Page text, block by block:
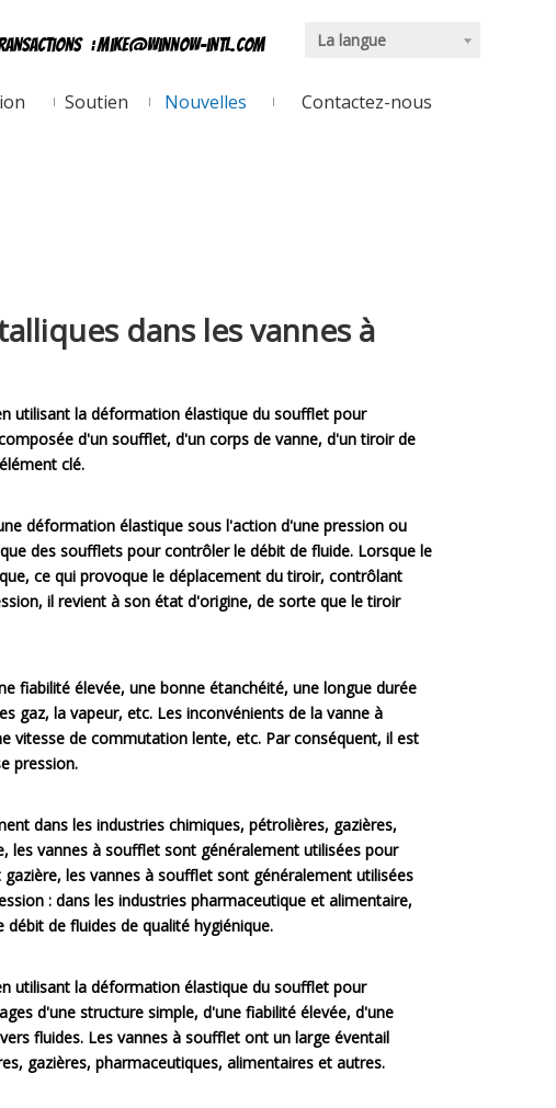
:mike@winnow-intl.com La langue
Soutien Nouvelles Contactez-nous
dans les vannes à
utilisant la déformation élastique du soufflet pour
d'un soufflet, d'un corps de vanne, d'un tiroir de
clé.
déformation élastique sous l'action d'une pression ou
des soufflets pour contrôler le débit de fluide. Lorsque le
ce qui provoque le déplacement du tiroir, contrôlant
il revient à son état d'origine, de sorte que le tiroir
fiabilité élevée, une bonne étanchéité, une longue durée
gaz, la vapeur, etc. Les inconvénients de la vanne à
vitesse de commutation lente, etc. Par conséquent, il est
pression.
dans les industries chimiques, pétrolières, gazières,
les vannes à soufflet sont généralement utilisées pour
les vannes à soufflet sont généralement utilisées
: dans les industries pharmaceutique et alimentaire,
de fluides de qualité hygiénique.
utilisant la déformation élastique du soufflet pour
d'une structure simple, d'une fiabilité élevée, d'une
fluides. Les vannes à soufflet ont un large éventail
gazières, pharmaceutiques, alimentaires et autres.